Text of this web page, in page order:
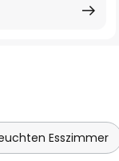
Esszimmer